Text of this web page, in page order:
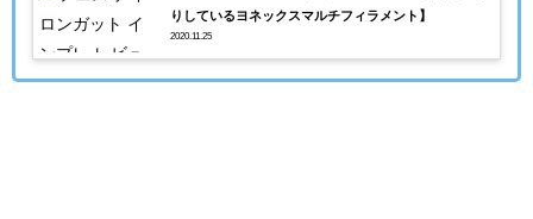
りしているヨネックスマルチフィラメント】
2020.11.25